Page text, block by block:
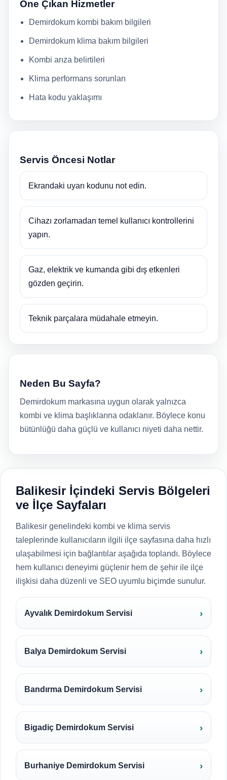
Öne Çıkan Hizmetler
Demirdokum kombi bakım bilgileri
Demirdokum klima bakım bilgileri
Kombi arıza belirtileri
Klima performans sorunları
Hata kodu yaklaşımı
Servis Öncesi Notlar
Ekrandaki uyarı kodunu not edin.
Cihazı zorlamadan temel kullanıcı kontrollerini
yapın.
Gaz, elektrik ve kumanda gibi dış etkenleri
gözden geçirin.
Teknik parçalara müdahale etmeyin.
Neden Bu Sayfa?
Demirdokum markasına uygun olarak yalnızca
kombi ve klima başlıklarına odaklanır. Böylece konu
bütünlüğü daha güçlü ve kullanıcı niyeti daha nettir.
Balikesir İçindeki Servis Bölgeleri
ve İlçe Sayfaları
Balikesir genelindeki kombi ve klima servis
taleplerinde kullanıcıların ilgili ilçe sayfasına daha hızlı
ulaşabilmesi için bağlantılar aşağıda toplandı. Böylece
hem kullanıcı deneyimi güçlenir hem de şehir ile ilçe
ilişkisi daha düzenli ve SEO uyumlu biçimde sunulur.
Ayvalık Demirdokum Servisi
Balya Demirdokum Servisi
Bandırma Demirdokum Servisi
Bigadiç Demirdokum Servisi
Burhaniye Demirdokum Servisi